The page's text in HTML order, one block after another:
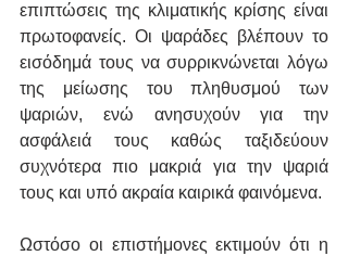
επιπτώσεις της κλιματικής κρίσης είναι
πρωτοφανείς. Οι ψαράδες βλέπουν το
εισόδημά τους να συρρικνώνεται λόγω
της μείωσης του πληθυσμού των
ψαριών, ενώ ανησυχούν για την
ασφάλειά τους καθώς ταξιδεύουν
συχνότερα πιο μακριά για την ψαριά
τους και υπό ακραία καιρικά φαινόμενα.
Ωστόσο οι επιστήμονες εκτιμούν ότι η